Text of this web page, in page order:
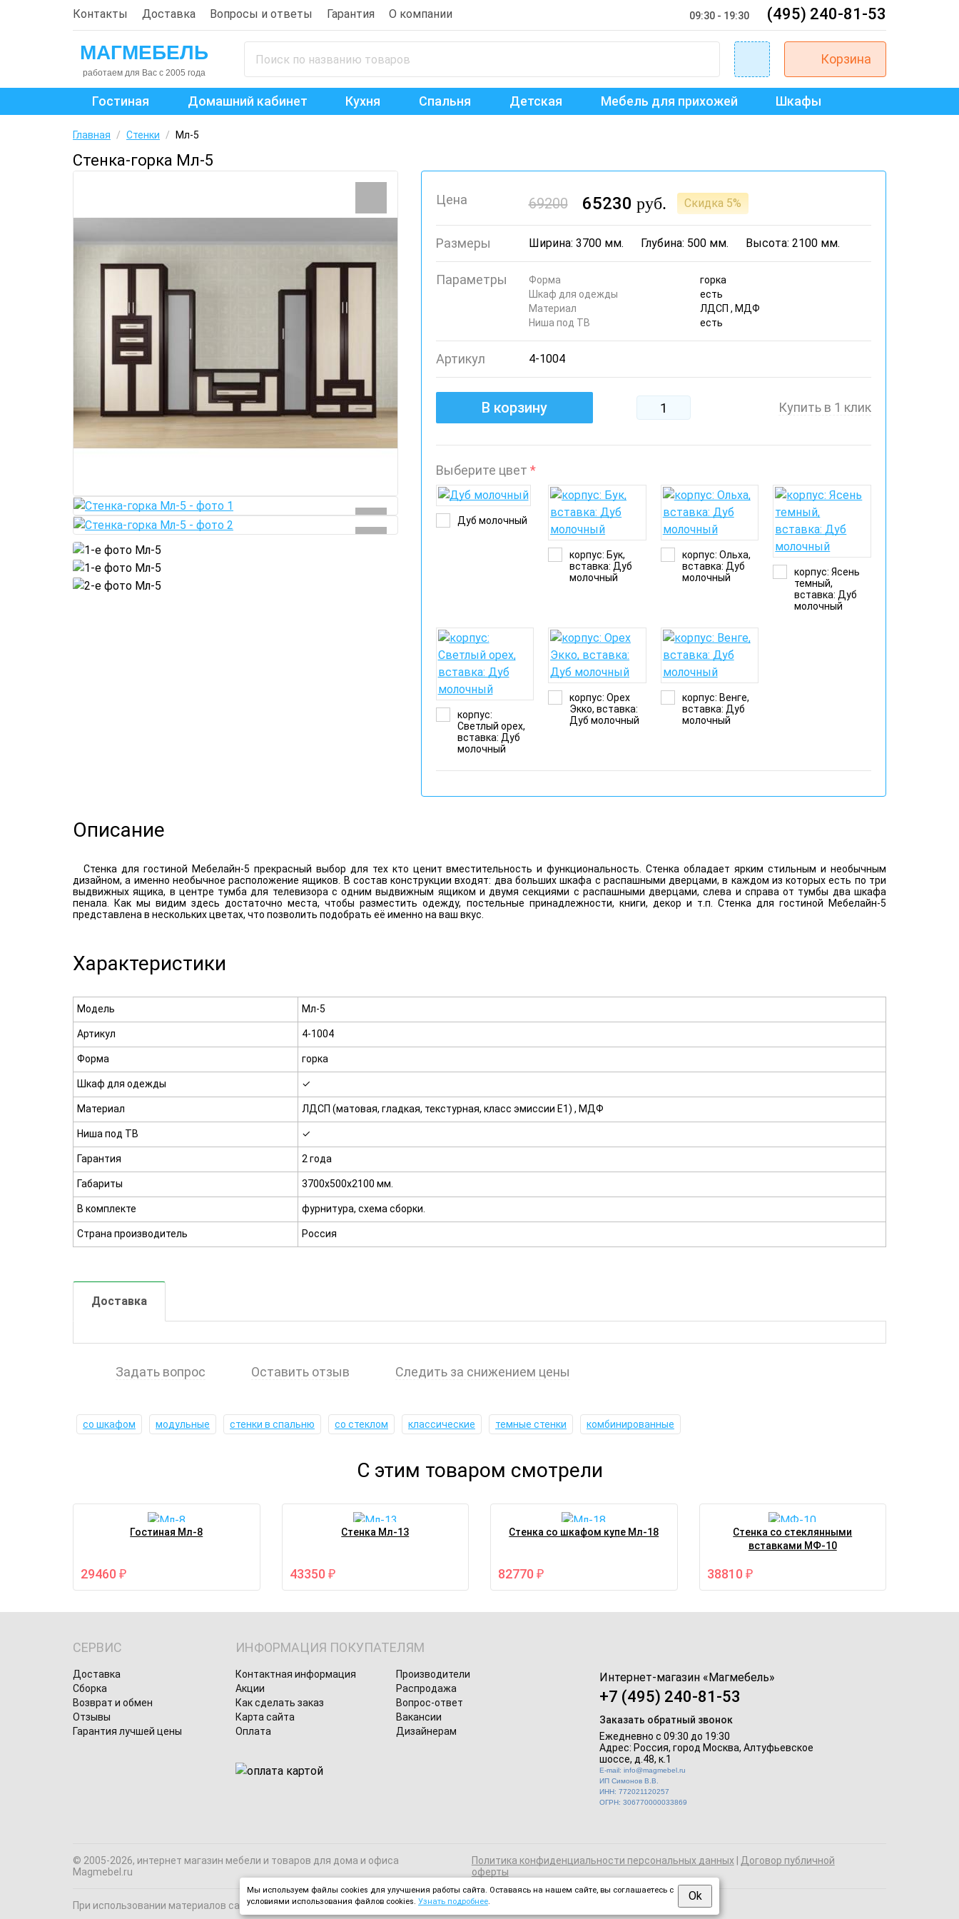
Контакты Доставка Вопросы и ответы Гарантия О компании 09:30 - 19:30 (495) 240-81-53
Корзина
Гостиная Домашний кабинет Кухня Спальня Детская Мебель для прихожей Шкафы
Главная / Стенки / Мл-5
Стенка-горка Мл-5
Цена 69200 65230 руб. Скидка 5%
Размеры Ширина: 3700 мм. Глубина: 500 мм. Высота: 2100 мм.
Параметры Форма
горка
Шкаф для одежды
есть
Материал
ЛДСП , МДФ
Ниша под ТВ
есть
Артикул 4-1004
В корзину Купить в 1 клик
Выберите цвет *
Дуб молочный
корпус: Бук,
вставка: Дуб
молочный
корпус: Ольха,
вставка: Дуб
молочный
корпус: Ясень
темный,
вставка: Дуб
молочный
корпус:
Светлый орех,
вставка: Дуб
молочный
корпус: Орех
Экко, вставка:
Дуб молочный
корпус: Венге,
вставка: Дуб
молочный
Описание
Стенка для гостиной Мебелайн-5 прекрасный выбор для тех кто ценит вместительность и функциональность. Стенка обладает ярким стильным и необычным
дизайном, а именно необычное расположение ящиков. В состав конструкции входят: два больших шкафа с распашными дверцами, в каждом из которых есть по три
выдвижных ящика, в центре тумба для телевизора с одним выдвижным ящиком и двумя секциями с распашными дверцами, слева и справа от тумбы два шкафа
пенала. Как мы видим здесь достаточно места, чтобы разместить одежду, постельные принадлежности, книги, декор и т.п. Стенка для гостиной Мебелайн-5
представлена в нескольких цветах, что позволить подобрать её именно на ваш вкус.
Характеристики
Модель Мл-5
Артикул 4-1004
Форма горка
Шкаф для одежды ✓
Материал ЛДСП (матовая, гладкая, текстурная, класс эмиссии E1) , МДФ
Ниша под ТВ ✓
Гарантия 2 года
Габариты 3700х500х2100 мм.
В комплекте фурнитура, схема сборки.
Страна производитель Россия
Доставка
Задать вопрос Оставить отзыв Следить за снижением цены
со шкафом модульные стенки в спальню со стеклом классические темные стенки комбинированные
С этим товаром смотрели
Гостиная Мл-8
29460 ₽
Стенка Мл-13
43350 ₽
Стенка со шкафом купе Мл-18
82770 ₽
Стенка со стеклянными
вставками МФ-10
38810 ₽
СЕРВИС
Доставка
Сборка
Возврат и обмен
Отзывы
Гарантия лучшей цены
ИНФОРМАЦИЯ ПОКУПАТЕЛЯМ
Контактная информация
Производители
Акции
Распродажа
Как сделать заказ
Вопрос-ответ
Карта сайта
Вакансии
Оплата
Дизайнерам
Интернет-магазин «Магмебель»
+7 (495) 240-81-53
Заказать обратный звонок
Ежедневно с 09:30 до 19:30
Адрес: Россия, город Москва, Алтуфьевское
шоссе, д.48, к.1
E-mail: info@magmebel.ru
ИП Симонов В.В.
ИНН: 772021120257
ОГРН: 306770000033869
© 2005-2026, интернет магазин мебели и товаров для дома и офиса
Magmebel.ru
Политика конфиденциальности персональных данных
Договор публичной
оферты
При использовании материалов сайта на сторонних ресурсах активная ссылка на magmebel.ru обязательна.
Мы используем файлы cookies для улучшения работы сайта. Оставаясь на нашем сайте, вы соглашаетесь с
условиями использования файлов cookies. Узнать подробнее. Ok